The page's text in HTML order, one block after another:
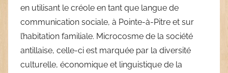
en utilisant le créole en tant que langue de
communication sociale, à Pointe-à-Pitre et sur
l’habitation familiale. Microcosme de la société
antillaise, celle-ci est marquée par la diversité
culturelle, économique et linguistique de la